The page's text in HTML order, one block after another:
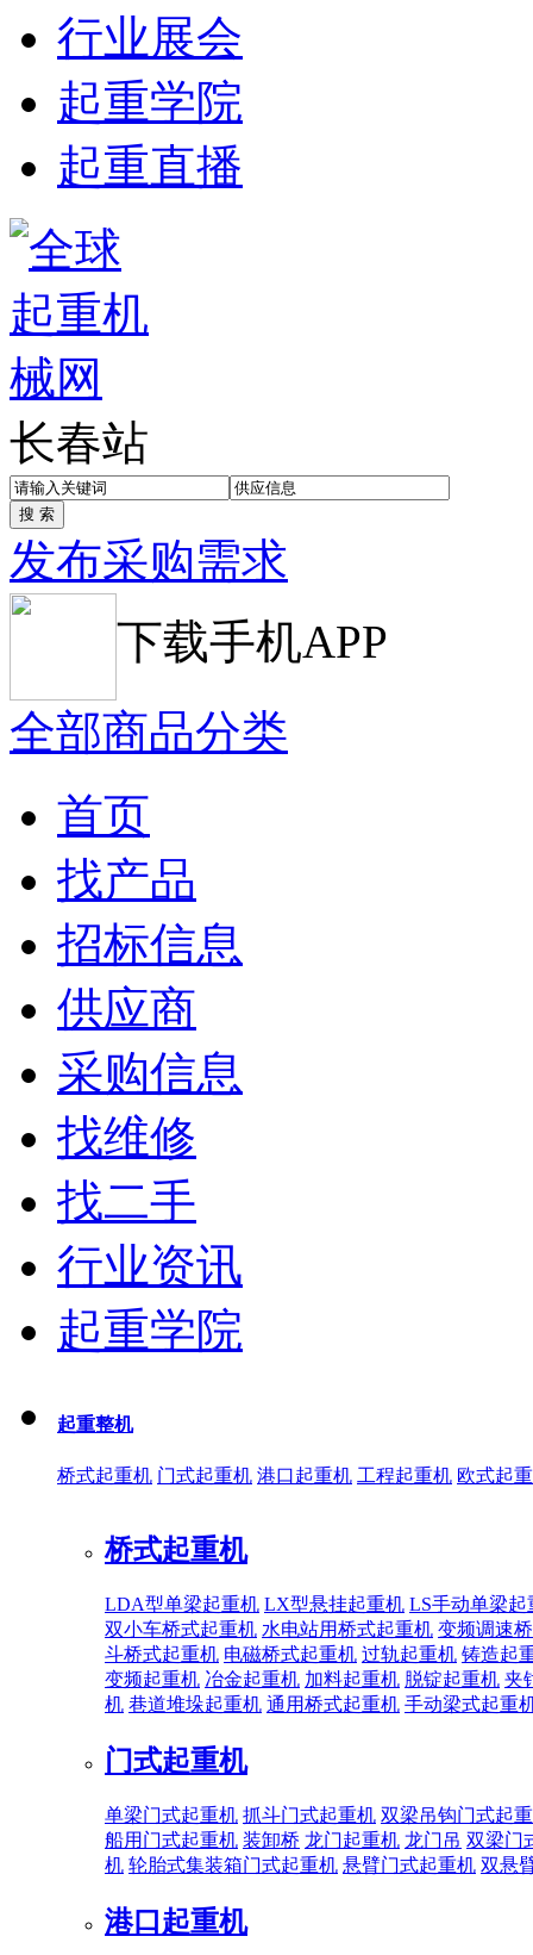
行业展会
起重学院
起重直播
长春站
发布采购需求
下载手机APP
全部商品分类
首页
找产品
招标信息
供应商
采购信息
找维修
找二手
行业资讯
起重学院
起重整机
桥式起重机 门式起重机 港口起重机 工程起重机 欧式起
桥式起重机
LDA型单梁起重机 LX型悬挂起重机 LS手动单梁起
双小车桥式起重机 水电站用桥式起重机 变频调速
斗桥式起重机 电磁桥式起重机 过轨起重机 铸造起
变频起重机 冶金起重机 加料起重机 脱锭起重机 夹
机 巷道堆垛起重机 通用桥式起重机 手动梁式起重
门式起重机
单梁门式起重机 抓斗门式起重机 双梁吊钩门式起
船用门式起重机 装卸桥 龙门起重机 龙门吊 双梁门
机 轮胎式集装箱门式起重机 悬臂门式起重机 双悬
港口起重机